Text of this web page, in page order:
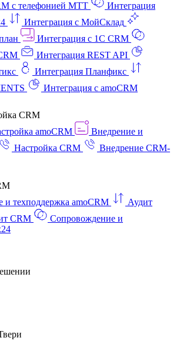
с телефонией МТТ
Интеграция
Интеграция с МойСклад
Интеграция с 1C CRM
Интеграция REST API
Интеграция Планфикс
Интеграция с amoCRM
CRM
amoCRM
Внедрение и
Настройка CRM
Внедрение CRM-
и техподдержка amoCRM
Аудит
CRM
Сопровождение и